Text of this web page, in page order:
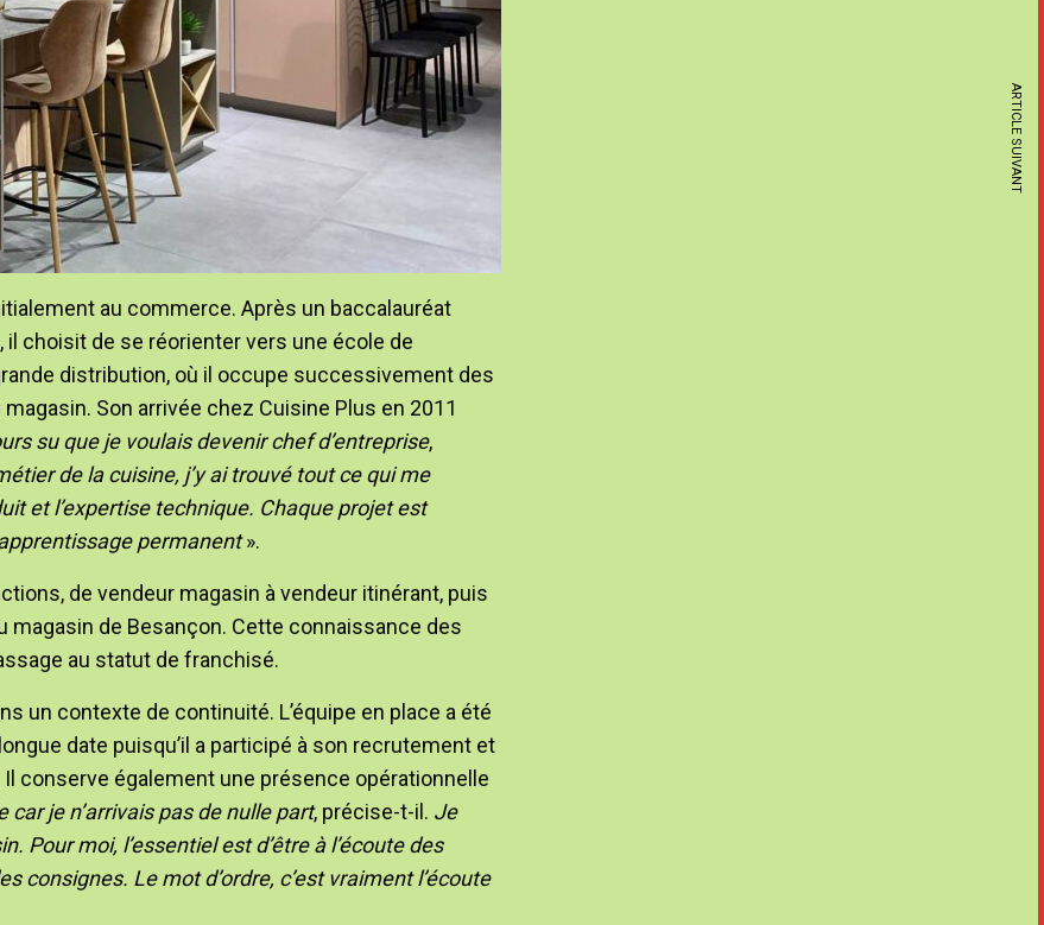
au commerce. Après un baccalauréat
choisit de se réorienter vers une école de
distribution, où il occupe successivement des
Son arrivée chez Cuisine Plus en 2011
su que je voulais devenir chef d’entreprise,
de la cuisine, j’y ai trouvé tout ce qui me
et l’expertise technique. Chaque projet est
permanent».
de vendeur magasin à vendeur itinérant, puis
magasin de Besançon. Cette connaissance des
au statut de franchisé.
un contexte de continuité. L’équipe en place a été
date puisqu’il a participé à son recrutement et
conserve également une présence opérationnelle
je n’arrivais pas de nulle part, précise-t-il. Je
Pour moi, l’essentiel est d’être à l’écoute des
Le mot d’ordre, c’est vraiment l’écoute
ARTICLE SUIVANT